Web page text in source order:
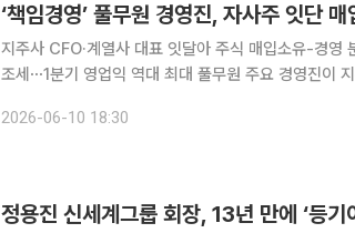
‘책임경영’ 풀무원 경영진, 자사주 잇단
지주사 CFO·계열사 대표 잇달아 주식 매입소유-경
조세⋯1분기 영업익 역대 최대 풀무원 주요 경영진이 지주사 ㈜풀무원 지분을 사들이고 있다. 지난
입에 동참했다. 오너가 직접 경영에 참여하지 않는 풀무
2026-06-10 18:30
정용진 신세계그룹 회장, 13년 만에 ‘등